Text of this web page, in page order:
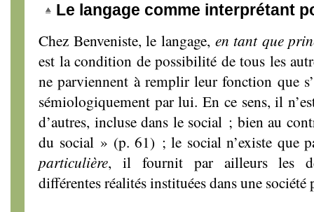
Le langage comme interprétant
Chez Benveniste, le langage, en tant que
est la condition de possibilité de tous les
ne parviennent à remplir leur fonction que
sémiologiquement par lui. En ce sens, il
d’autres, incluse dans le social ; bien au
du social » (p. 61) ; le social n’existe que
particulière, il fournit par ailleurs les
différentes réalités instituées dans une